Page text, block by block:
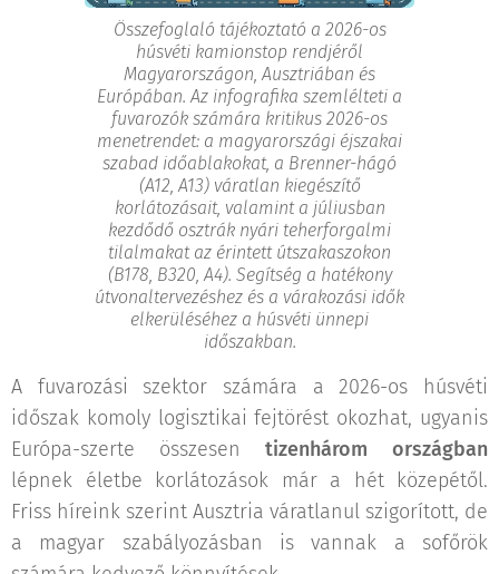
Összefoglaló tájékoztató a 2026-os
húsvéti kamionstop rendjéről
Magyarországon, Ausztriában és
Európában. Az infografika szemlélteti a
fuvarozók számára kritikus 2026-os
menetrendet: a magyarországi éjszakai
szabad időablakokat, a Brenner-hágó
(A12, A13) váratlan kiegészítő
korlátozásait, valamint a júliusban
kezdődő osztrák nyári teherforgalmi
tilalmakat az érintett útszakaszokon
(B178, B320, A4). Segítség a hatékony
útvonaltervezéshez és a várakozási idők
elkerüléséhez a húsvéti ünnepi
időszakban.
A fuvarozási szektor számára a 2026-os húsvéti
időszak komoly logisztikai fejtörést okozhat, ugyanis
Európa-szerte összesen tizenhárom országban
lépnek életbe korlátozások már a hét közepétől.
Friss híreink szerint Ausztria váratlanul szigorított, de
a magyar szabályozásban is vannak a sofőrök